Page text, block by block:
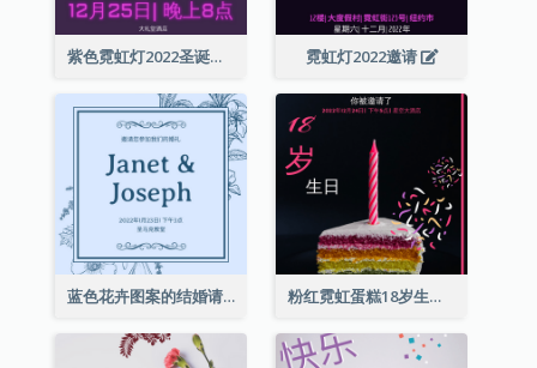
紫色霓虹灯2022圣诞晚会邀请函 霓虹灯2022邀请
蓝色花卉图案的结婚请柬 粉红霓虹蛋糕18岁生日请柬